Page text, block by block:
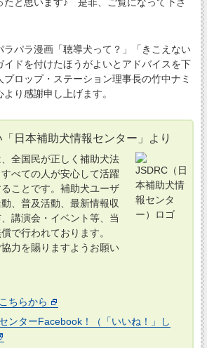
パラ漫画「聴導犬って？」「きこえない
イドを付けたほうがよいとアドバイスを下
ロップ・ステーション理事長の竹中ナミ
り感謝申し上げます。
日本補助犬情報センター」より
全国民が正しく補助犬法
べての人が安心して活躍
ことです。補助犬ユーザ
、普及活動、最新情報収
講演会・イベント等、当
で行われております。
力を賜りますようお願い
ちらから
ンターFacebook！（「いいね！」し